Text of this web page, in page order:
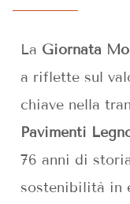
La Giornata
a riflette sul
chiave nella
Pavimenti
76 anni di
sostenibilità in